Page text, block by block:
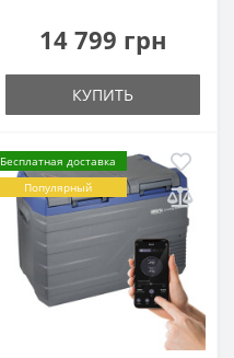
14 799 грн
КУПИТЬ
Бесплатная доставка
Популярный